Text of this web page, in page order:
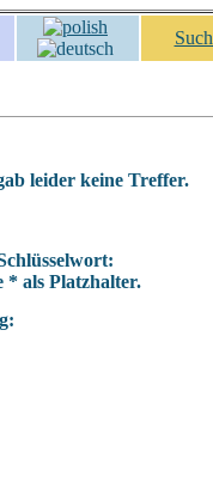
leider keine Treffer.
* als Platzhalter.